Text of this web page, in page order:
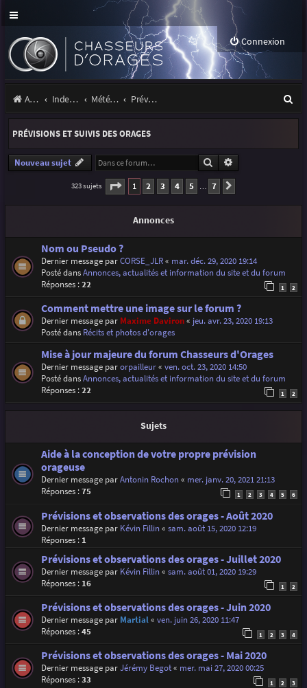
Connexion
Accueil Index du forum Météo et climatologie des orages Prévisions et suivis des orages
e
r
PRÉVISIONS ET SUIVIS DES ORAGES
Nouveau sujet Rechercher
323 sujets Page 1sur
1 2 3 4 5 … 7
Annonces
Nom ou Pseudo ?
Dernier message parCORSE_JLR« mar. déc. 29, 2020 19:14
Posté dansAnnonces, actualités et information du site et du forum
Réponses :22 1 2
Comment mettre une image sur le forum ?
Dernier message par Maxime Daviron« jeu. avr. 23, 2020 19:13
Posté dans Récits et photos d'orages
Mise à jour majeure du forum Chasseurs d'Orages
Dernier message parorpailleur« ven. oct. 23, 2020 14:50
Posté dansAnnonces, actualités et information du site et du forum
Réponses :22 1 2
Sujets
Aide à la conception de votre propre prévision
orageuse
Dernier message parAntonin Rochon« mer. janv. 20, 2021 21:13
Réponses :75 1 2 3 4 5 6
Prévisions et observations des orages - Août 2020
Dernier message par Kévin Fillin« sam. août 15, 2020 12:19
Réponses : 1
Prévisions et observations des orages - Juillet 2020
Dernier message par Kévin Fillin« sam. août 01, 2020 19:29
Réponses : 16 1 2
Prévisions et observations des orages - Juin 2020
Dernier message par Martial« ven. juin 26, 2020 11:47
Réponses :45 1 2 3 4
Prévisions et observations des orages - Mai 2020
Dernier message parJérémy Begot« mer. mai 27, 2020 00:25
Réponses :33 1 2 3